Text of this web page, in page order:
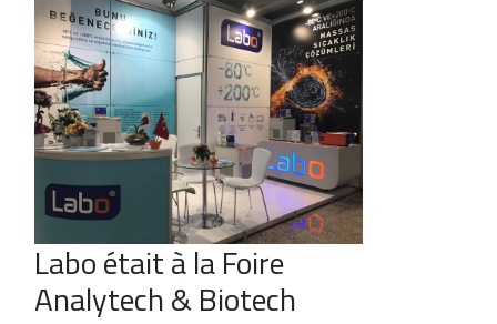
Labo était à la Foire
Analytech & Biotech